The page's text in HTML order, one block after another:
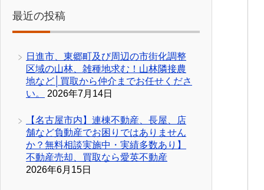
最近の投稿
日進市、東郷町及び周辺の市街化調整
区域の山林、雑種地求む！山林隣接農
地など│買取から仲介までお任せくださ
い。
2026年7月14日
【名古屋市内】連棟不動産、長屋、店
舗など負動産でお困りではありません
か？無料相談実施中・実績多数あり】
不動産売却、買取なら愛英不動産
2026年6月15日